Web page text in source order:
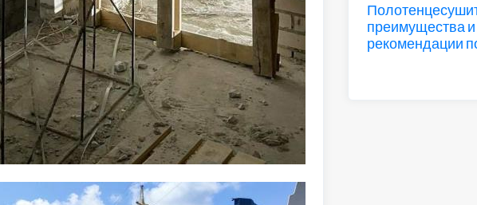
преимущества и
рекомендации